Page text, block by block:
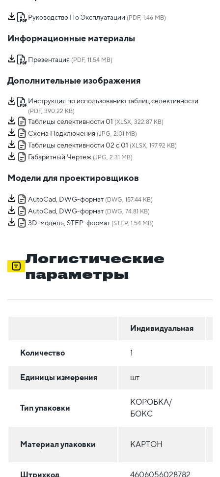
Руководство По Эксплуатации (PDF, 1.46 MB)
Информационные материалы
Презентация (PDF, 11.54 MB)
Дополнительные изображения
Инструкция по использованию таблиц селективности
(PDF, 390.22 KB)
Таблицы селективности 01 (XLSX, 322.87 KB)
Схема Подключения (JPG, 2.01 MB)
Таблицы селективности 02 с 01 (XLSX, 197.92 KB)
Габаритный Чертеж (JPG, 2.31 MB)
Модели для проектировщиков
AutoCad, DWG-формат (DWG, 157.44 KB)
AutoCad, DWG-формат (DWG, 74.81 KB)
3D-модель, STEP-формат (STEP, 1.54 MB)
Логистические
параметры
Индивидуальная
Количество 1
Единицы измерения шт
Тип упаковки
КОРОБКА/
БОКС
Материал упаковки КАРТОН
Штрихкод 4606056028782